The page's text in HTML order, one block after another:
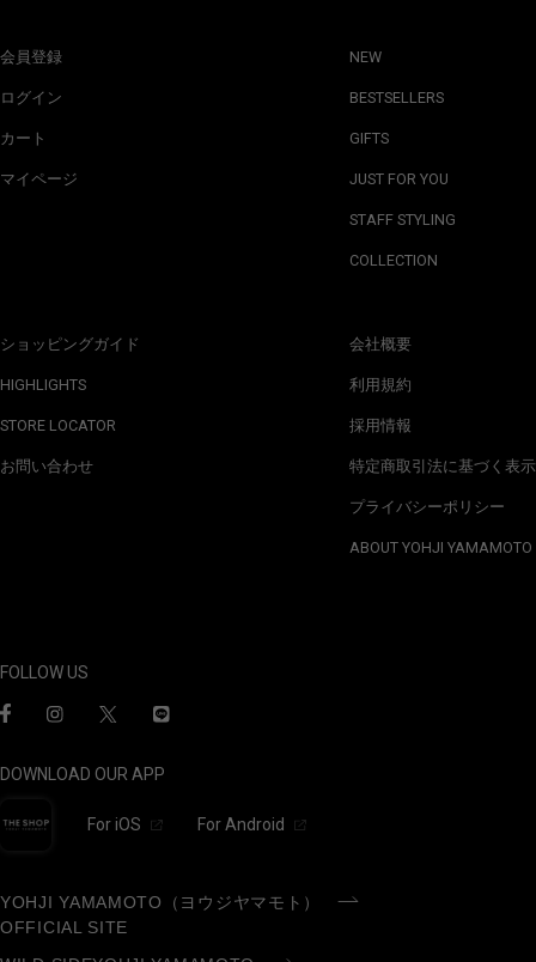
会員登録
ログイン
カート
マイページ
ショッピングガイド
HIGHLIGHTS
STORE LOCATOR
お問い合わせ
NEW
BESTSELLERS
GIFTS
JUST FOR YOU
STAFF STYLING
COLLECTION
会社概要
利用規約
採用情報
特定商取引法に基づく表示
プライバシーポリシー
ABOUT YOHJI YAMAMOTO
FOLLOW US
DOWNLOAD OUR APP
For iOS For Android
YOHJI YAMAMOTO（ヨウジヤマモト）
OFFICIAL SITE